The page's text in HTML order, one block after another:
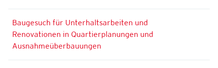
Baugesuch für Unterhaltsarbeiten und
Renovationen in Quartierplanungen und
Ausnahmeüberbauungen